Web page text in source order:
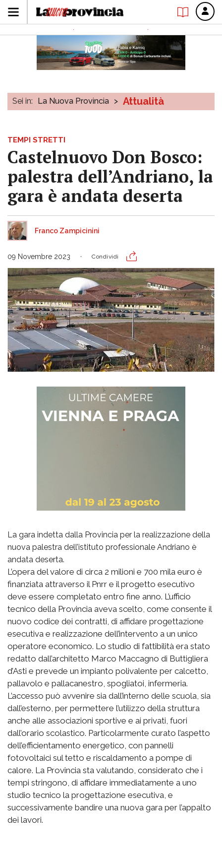
Sei in: La Nuova Provincia > Attualità
TEMPI STRETTI
Castelnuovo Don Bosco:
palestra dell’Andriano, la
gara è andata deserta
Franco Zampicinini
09 Novembre 2023 Condividi
La gara indetta dalla Provincia per la realizzazione della
nuova palestra dell’istituto professionale Andriano è
andata deserta.
L’opera del valore di circa 2 milioni e 700 mila euro è
finanziata attraverso il Pnrr e il progetto esecutivo
deve essere completato entro fine anno. L’ufficio
tecnico della Provincia aveva scelto, come consente il
nuovo codice dei contratti, di affidare progettazione
esecutiva e realizzazione dell’intervento a un unico
operatore economico. Lo studio di fattibilità era stato
redatto dall’architetto Marco Maccagno di Buttigliera
d’Asti e prevede un impianto polivalente per calcetto,
pallavolo e pallacanestro, spogliatoi, infermeria.
L’accesso può avvenire sia dall’interno delle scuola, sia
dall’esterno, per permettere l’utilizzo della struttura
anche alle associazioni sportive e ai privati, fuori
dall’orario scolastico. Particolarmente curato l’aspetto
dell’efficientamento energetico, con pannelli
fotovoltaici sul tetto e riscaldamento a pompe di
calore. La Provincia sta valutando, considerato che i
tempi stringono, di affidare immediatamente a uno
studio tecnico la progettazione esecutiva, e
successivamente bandire una nuova gara per l’appalto
dei lavori.